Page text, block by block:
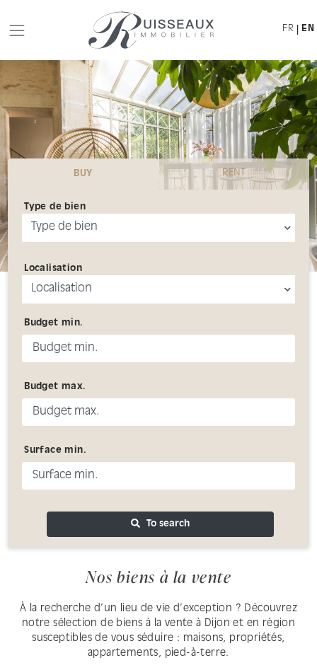
FR EN
BUY RENT
Type de bien
Localisation
Budget min.
Budget max.
Surface min.
To search
Nos biens à la vente
À la recherche d’un lieu de vie d’exception ? Découvrez
notre sélection de biens à la vente à Dijon et en région
susceptibles de vous séduire : maisons, propriétés,
appartements, pied-à-terre.